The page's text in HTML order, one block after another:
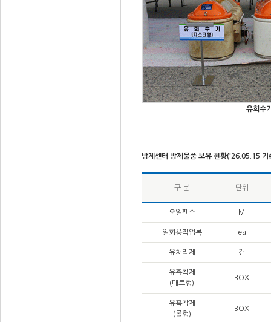
유회수
방제센터 방제물품 보유 현황('26.05.15 기
구 분 단위
오일펜스 M
일회용작업복 ea
유처리제 캔
유흡착제
(매트형)
BOX
유흡착제
(롤형)
BOX